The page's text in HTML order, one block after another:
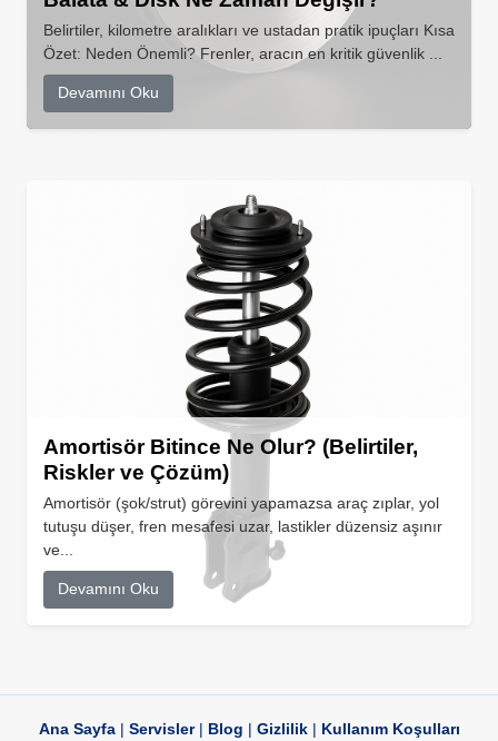
Belirtiler, kilometre aralıkları ve ustadan pratik ipuçları Kısa
Özet: Neden Önemli? Frenler, aracın en kritik güvenlik ...
Devamını Oku
Amortisör Bitince Ne Olur? (Belirtiler,
Riskler ve Çözüm)
Amortisör (şok/strut) görevini yapamazsa araç zıplar, yol
tutuşu düşer, fren mesafesi uzar, lastikler düzensiz aşınır
ve...
Devamını Oku
Ana Sayfa| Servisler| Blog | Gizlilik| Kullanım Koşulları